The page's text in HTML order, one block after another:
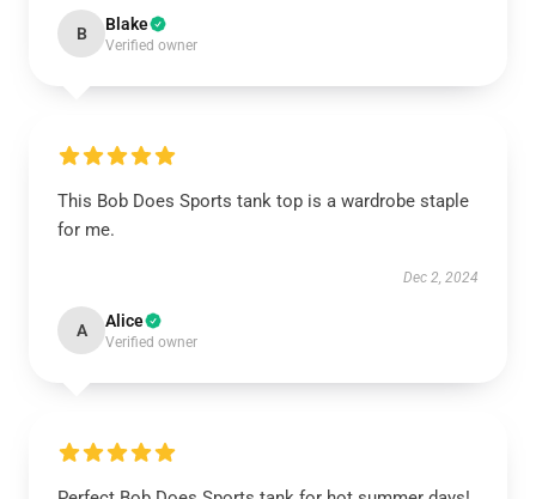
B Blake
Verified owner
This Bob Does Sports tank top is a wardrobe staple
for me.
Dec 2, 2024
A Alice
Verified owner